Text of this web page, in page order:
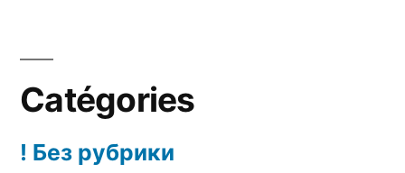
Catégories
! Без рубрики